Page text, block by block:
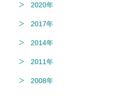
2020年
2017年
2014年
2011年
2008年